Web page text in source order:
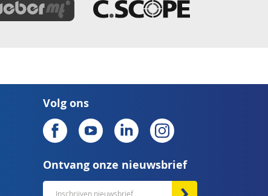
Volg ons
Ontvang onze nieuwsbrief
Abonneer